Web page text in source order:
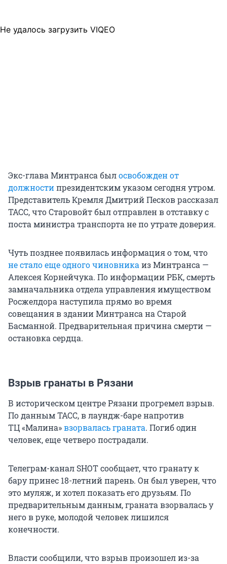
Не удалось загрузить VIQEO
Экс-глава Минтранса былосвобожден от
должностипрезидентским указом сегодня утром.
Представитель Кремля Дмитрий Песков рассказал
ТАСС, что Старовойт был отправлен в отставку с
поста министра транспорта не по утрате доверия.
Чуть позднее появилась информация о том, что
не стало еще одного чиновникаиз Минтранса —
Алексея Корнейчука. По информации РБК, смерть
замначальника отдела управления имуществом
Росжелдора наступила прямо во время
совещания в здании Минтранса на Старой
Басманной. Предварительная причина смерти —
остановка сердца.
Взрыв гранаты в Рязани
В историческом центре Рязани прогремел взрыв.
По данным ТАСС, в лаундж-баре напротив
ТЦ «Малина»взорвалась граната. Погиб один
человек, еще четверо пострадали.
Телеграм-канал SHOT сообщает, что гранату к
бару принес 18-летний парень. Он был уверен, что
это муляж, и хотел показать его друзьям. По
предварительным данным, граната взорвалась у
него в руке, молодой человек лишился
конечности.
Власти сообщили, что взрыв произошел из-за